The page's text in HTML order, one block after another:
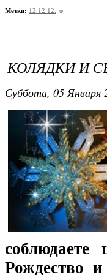
Метки: 12.12.12.
КОЛЯДКИ И
Суббота, 05 Января
Рождество